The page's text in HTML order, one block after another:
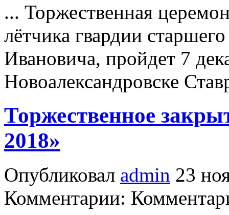
... Торжественная
лётчика гвардии
Ивановича, пройдет 7
Новоалександровске
Торжественное
2018»
Опубликовал admin 23
Комментарии: